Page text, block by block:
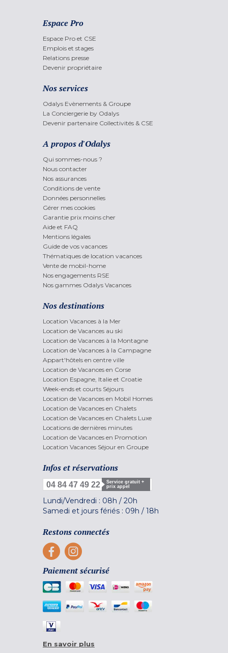
Espace Pro
Espace Pro et CSE
Emplois et stages
Relations presse
Devenir propriétaire
Nos services
Odalys Evènements & Groupe
La Conciergerie by Odalys
Devenir partenaire Collectivités & CSE
A propos d'Odalys
Qui sommes-nous ?
Nous contacter
Nos assurances
Conditions de vente
Données personnelles
Gérer mes cookies
Garantie prix moins cher
Aide et FAQ
Mentions légales
Guide de vos vacances
Thématiques de location vacances
Vente de mobil-home
Nos engagements RSE
Nos gammes Odalys Vacances
Nos destinations
Location Vacances à la Mer
Location de Vacances au ski
Location de Vacances à la Montagne
Location de Vacances à la Campagne
Appart'hôtels en centre ville
Location de Vacances en Corse
Location Espagne, Italie et Croatie
Week-ends et courts Séjours
Location de Vacances en Mobil Homes
Location de Vacances en Chalets
Location de Vacances en Chalets Luxe
Locations de dernières minutes
Location de Vacances en Promotion
Location Vacances Séjour en Groupe
Infos et réservations
04 84 47 49 22
Service gratuit +
prix appel
Lundi/Vendredi : 08h / 20h
Samedi et jours fériés : 09h / 18h
Restons connectés
Paiement sécurisé
En savoir plus